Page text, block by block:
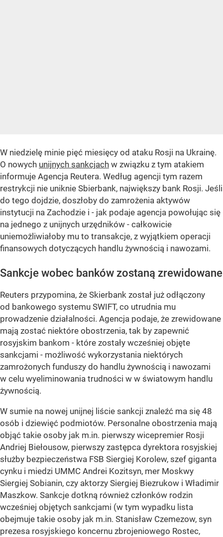
W niedzielę minie pięć miesięcy od ataku Rosji na Ukrainę.
O nowych unijnych sankcjach w związku z tym atakiem
informuje Agencja Reutera. Według agencji tym razem
restrykcji nie uniknie Sbierbank, największy bank Rosji. Jeśli
do tego dojdzie, doszłoby do zamrożenia aktywów
instytucji na Zachodzie i - jak podaje agencja powołując się
na jednego z unijnych urzędników - całkowicie
uniemożliwiałoby mu to transakcje, z wyjątkiem operacji
finansowych dotyczących handlu żywnością i nawozami.
Sankcje wobec banków zostaną zrewidowane
Reuters przypomina, że Skierbank został już odłączony
od bankowego systemu SWIFT, co utrudnia mu
prowadzenie działalności. Agencja podaje, że zrewidowane
mają zostać niektóre obostrzenia, tak by zapewnić
rosyjskim bankom - które zostały wcześniej objęte
sankcjami - możliwość wykorzystania niektórych
zamrożonych funduszy do handlu żywnością i nawozami
w celu wyeliminowania trudności w w światowym handlu
żywnością.
W sumie na nowej unijnej liście sankcji znaleźć ma się 48
osób i dziewięć podmiotów. Personalne obostrzenia mają
objąć takie osoby jak m.in. pierwszy wicepremier Rosji
Andriej Biełousow, pierwszy zastępca dyrektora rosyjskiej
służby bezpieczeństwa FSB Siergiej Korolew, szef giganta
cynku i miedzi UMMC Andrei Kozitsyn, mer Moskwy
Siergiej Sobianin, czy aktorzy Siergiej Biezrukow i Władimir
Maszkow. Sankcje dotkną również członków rodzin
wcześniej objętych sankcjami (w tym wypadku lista
obejmuje takie osoby jak m.in. Stanisław Czemezow, syn
prezesa rosyjskiego koncernu zbrojeniowego Rostec,